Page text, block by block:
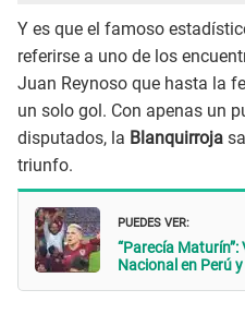
Y es que el famoso
referirse a uno de los
Juan Reynoso que hasta la
un solo gol. Con apenas un
disputados, la Blanquirroja
triunfo.
PUEDES VER:
“Parecía
Nacional en Perú